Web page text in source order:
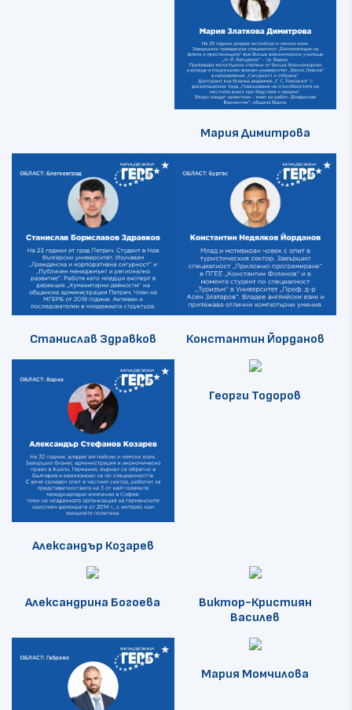
Мария Димитрова
Станислав Здравков Константин Йорданов
Александър Козарев
Георги Тодоров
Александрина Богоева
Виктор-Кристиян
Василев
Мария Момчилова